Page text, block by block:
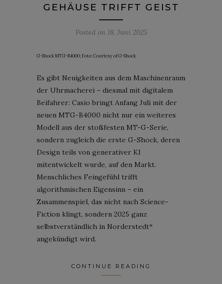
GEHÄUSE TRIFFT GEIST
Posted on 18. Juni 2025
G-Shock MTG-B4000; Foto: Courtesy of G-Shock
Es gibt Neuigkeiten aus dem Maschinenraum
der Uhrmacherei – diesmal mit digitalem
Beifahrer: Casio bringt Anfang Juli mit der
neuen MTG-B4000 nicht nur ein weiteres
Modell aus der stoßfesten MT-G-Serie,
sondern zugleich die erste G-Shock, deren
Design teils von generativer KI
mitentwickelt wurde, auf den Markt.
Menschliches Feingefühl trifft
algorithmischen Eigensinn – ein
Zusammenspiel, das nicht nach Science-
Fiction klingt, sondern 2025 ganz
selbstverständlich in Norderstedt*
angekündigt wird.
CONTINUE READING